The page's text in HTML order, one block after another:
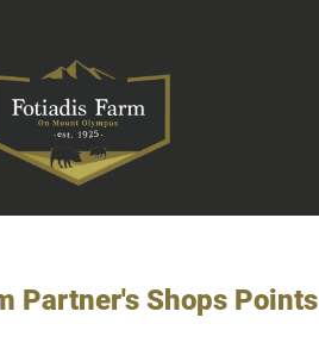
Partner's Shops Points